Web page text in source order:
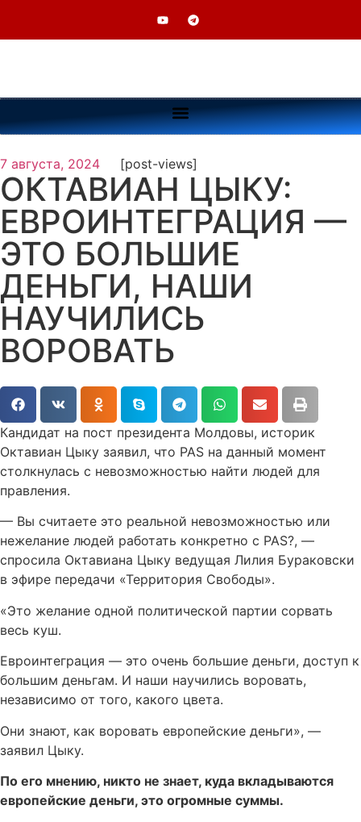
7 августа, 2024 [post-views]
ОКТАВИАН ЦЫКУ:
ЕВРОИНТЕГРАЦИЯ —
ЭТО БОЛЬШИЕ
ДЕНЬГИ, НАШИ
НАУЧИЛИСЬ
ВОРОВАТЬ
Кандидат на пост президента Молдовы, историк
Октавиан Цыку заявил, что PAS на данный момент
столкнулась с невозможностью найти людей для
правления.
— Вы считаете это реальной невозможностью или
нежелание людей работать конкретно с PAS?, —
спросила Октавиана Цыку ведущая Лилия Бураковски
в эфире передачи «Территория Свободы».
«Это желание одной политической партии сорвать
весь куш.
Евроинтеграция — это очень большие деньги, доступ к
большим деньгам. И наши научились воровать,
независимо от того, какого цвета.
Они знают, как воровать европейские деньги», —
заявил Цыку.
По его мнению, никто не знает, куда вкладываются
европейские деньги, это огромные суммы.